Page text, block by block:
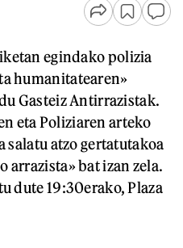
egindako polizia
humanitatearen»
Gasteiz Antirrazistak.
eta Poliziaren arteko
salatu atzo gertatutakoa
arrazista» bat izan zela.
dute 19:30erako, Plaza